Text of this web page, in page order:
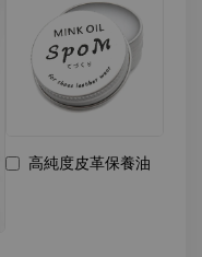
高純度皮革保養油